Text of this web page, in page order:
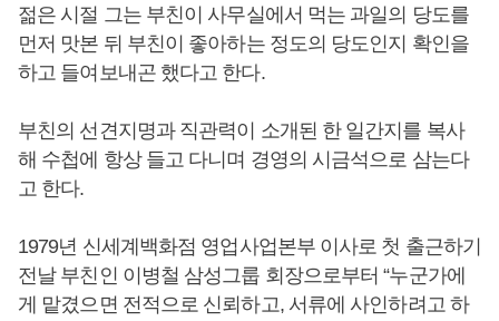
젊은 시절 그는 부친이 사무실에서 먹는 과일의 당도를
먼저 맛본 뒤 부친이 좋아하는 정도의 당도인지 확인을
하고 들여보내곤 했다고 한다.
부친의 선견지명과 직관력이 소개된 한 일간지를 복사
해 수첩에 항상 들고 다니며 경영의 시금석으로 삼는다
고 한다.
1979년 신세계백화점 영업사업본부 이사로 첫 출근하기
전날 부친인 이병철 삼성그룹 회장으로부터 “누군가에
게 맡겼으면 전적으로 신뢰하고, 서류에 사인하려고 하